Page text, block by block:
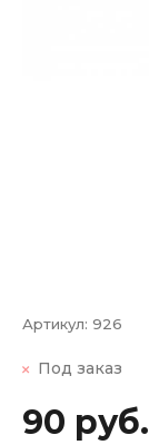
Артикул: 926
Под заказ
90 руб.